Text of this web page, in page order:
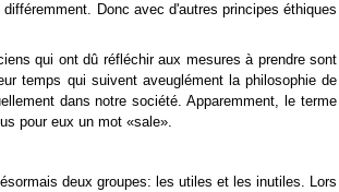
différemment. Donc avec d'autres principes éthiques
qui ont dû réfléchir aux mesures à prendre sont
temps qui suivent aveuglément la philosophie de
dans notre société. Apparemment, le terme
pour eux un mot «sale».
deux groupes: les utiles et les inutiles. Lors